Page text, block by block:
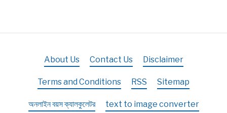
About Us Contact Us Disclaimer
Terms and Conditions RSS Sitemap
অনলাইন বয়স ক্যালকুলেটর text to image converter